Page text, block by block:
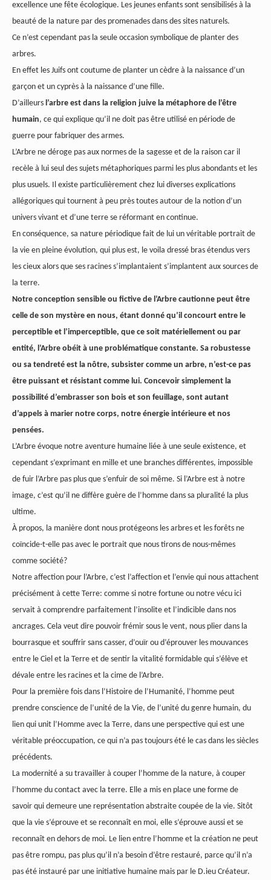
excellence une fête écologique. Les jeunes enfants sont sensibilisés à la
beauté de la nature par des promenades dans des sites naturels.
Ce n’est cependant pas la seule occasion symbolique de planter des
arbres.
En effet les Juifs ont coutume de planter un cèdre à la naissance d’un
garçon et un cyprès à la naissance d’une fille.
D’ailleurs l’arbre est dans la religion juive la métaphore de l’être
humain, ce qui explique qu’il ne doit pas être utilisé en période de
guerre pour fabriquer des armes.
L’Arbre ne déroge pas aux normes de la sagesse et de la raison car il
recèle à lui seul des sujets métaphoriques parmi les plus abondants et les
plus usuels. Il existe particulièrement chez lui diverses explications
allégoriques qui tournent à peu près toutes autour de la notion d’un
univers vivant et d’une terre se réformant en continue.
En conséquence, sa nature périodique fait de lui un véritable portrait de
la vie en pleine évolution, qui plus est, le voila dressé bras étendus vers
les cieux alors que ses racines s’implantaient s’implantent aux sources de
la terre.
Notre conception sensible ou fictive de l’Arbre cautionne peut être
celle de son mystère en nous, étant donné qu’il concourt entre le
perceptible et l’imperceptible, que ce soit matériellement ou par
entité, l’Arbre obéit à une problématique constante. Sa robustesse
ou sa tendreté est la nôtre, subsister comme un arbre, n’est-ce pas
être puissant et résistant comme lui. Concevoir simplement la
possibilité d’embrasser son bois et son feuillage, sont autant
d’appels à marier notre corps, notre énergie intérieure et nos
pensées.
L’Arbre évoque notre aventure humaine liée à une seule existence, et
cependant s’exprimant en mille et une branches différentes, impossible
de fuir l’Arbre pas plus que s’enfuir de soi même. Si l’Arbre est à notre
image, c’est qu’il ne diffère guère de l’homme dans sa pluralité la plus
ultime.
À propos, la manière dont nous protégeons les arbres et les forêts ne
coïncide-t-elle pas avec le portrait que nous tirons de nous-mêmes
comme société?
Notre affection pour l’Arbre, c’est l’affection et l’envie qui nous attachent
précisément à cette Terre: comme si notre fortune ou notre vécu ici
servait à comprendre parfaitement l’insolite et l’indicible dans nos
ancrages. Cela veut dire pouvoir frémir sous le vent, nous plier dans la
bourrasque et souffrir sans casser, d’ouïr ou d’éprouver les mouvances
entre le Ciel et la Terre et de sentir la vitalité formidable qui s’élève et
dévale entre les racines et la cime de l’Arbre.
Pour la première fois dans l’Histoire de l’Humanité, l’homme peut
prendre conscience de l’unité de la Vie, de l’unité du genre humain, du
lien qui unit l’Homme avec la Terre, dans une perspective qui est une
véritable préoccupation, ce qui n’a pas toujours été le cas dans les siècles
précédents.
La modernité a su travailler à couper l’homme de la nature, à couper
l’homme du contact avec la terre. Elle a mis en place une forme de
savoir qui demeure une représentation abstraite coupée de la vie. Sitôt
que la vie s’éprouve et se reconnaît en moi, elle s’éprouve aussi et se
reconnaît en dehors de moi. Le lien entre l’homme et la création ne peut
pas être rompu, pas plus qu’il n’a besoin d’être restauré, parce qu’il n’a
pas été instauré par une initiative humaine mais par le D.ieu Créateur.